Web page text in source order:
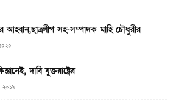
আহ্বান,ছাত্রলীগ সহ-সম্পাদক মাহি চৌধুরীর
দাবি যুক্তরাষ্ট্রের
২০১৯